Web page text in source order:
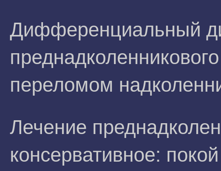
Дифференциальный
переломом
Лечение
консервативное: